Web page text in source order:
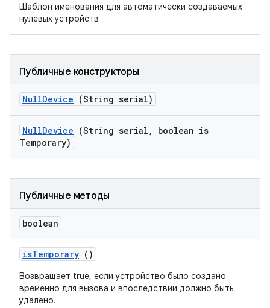
Шаблон именования для автоматически создаваемых
нулевых устройств
Публичные конструкторы
NullDevice (String serial)
NullDevice (String serial ,
boolean is
Temporary)
Публичные методы
boolean
isTemporary ()
Возвращает true, если устройство было создано
временно для вызова и впоследствии должно быть
удалено.